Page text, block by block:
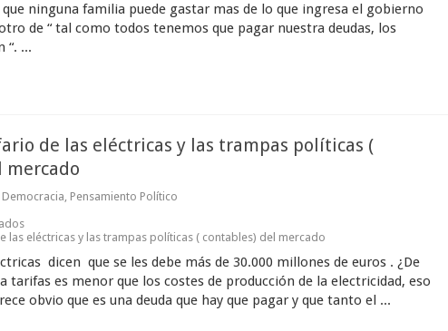
que ninguna familia puede gastar mas de lo que ingresa el gobierno
de “ tal como todos tenemos que pagar nuestra deudas, los
“. ...
de las eléctricas y las trampas políticas (
mercado
Democracia, Pensamiento Político
las eléctricas y las trampas políticas ( contables) del mercado
dicen que se les debe más de 30.000 millones de euros . ¿De
tarifas es menor que los costes de producción de la electricidad, eso
obvio que es una deuda que hay que pagar y que tanto el ...